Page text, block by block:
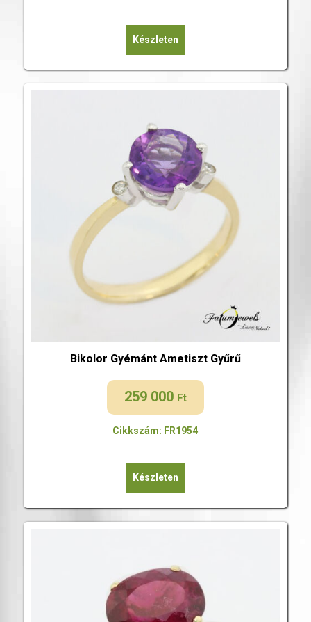
Készleten
Bikolor Gyémánt Ametiszt Gyűrű
259 000 Ft
Cikkszám: FR1954
Készleten